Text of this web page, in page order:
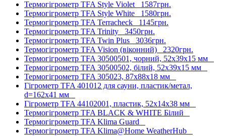
Термогігрометр TFA Style Violet 1587грн.
Термогігрометр TFA Style White 1580грн.
Термогігрометр TFA Terracheck 1145грн.
Термогігрометр TFA Trinity 3450грн.
Термогігрометр TFA Twin Plus 3036грн.
Термогігрометр TFA Vision (віконний) 2320грн.
Термогігрометр TFA 30500501, чорний, 52х39х15 мм
Термогігрометр TFA 30500502, білий, 52х39х15 мм
Термогігрометр TFA 305023, 87х88х18 мм
Гігрометр TFA 401012 для сауни, пластик/метал,
d=162х41 мм
Гігрометр TFA 44102001, пластик, 52x14x38 мм
Термогігрометр TFA BLACK & WHITE Білий
Термогігрометр TFA Klima Guard
Термогігрометр TFA Klima@Home WeatherHub